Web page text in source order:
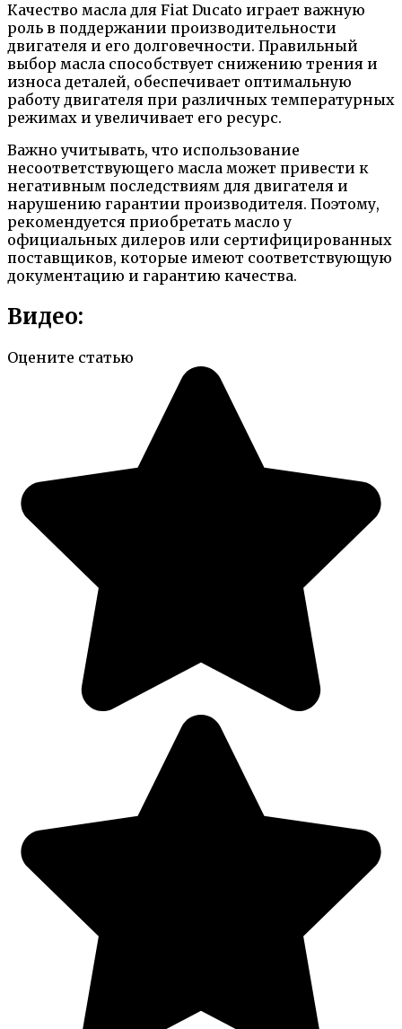
Качество масла для Fiat Ducato играет важную
роль в поддержании производительности
двигателя и его долговечности. Правильный
выбор масла способствует снижению трения и
износа деталей, обеспечивает оптимальную
работу двигателя при различных температурных
режимах и увеличивает его ресурс.
Важно учитывать, что использование
несоответствующего масла может привести к
негативным последствиям для двигателя и
нарушению гарантии производителя. Поэтому,
рекомендуется приобретать масло у
официальных дилеров или сертифицированных
поставщиков, которые имеют соответствующую
документацию и гарантию качества.
Видео:
Оцените статью